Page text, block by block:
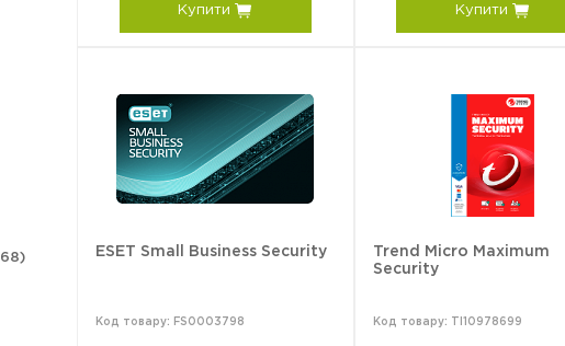
68)
Купити Купити
ESET Small Business Security
Код товару: FS0003798
Trend Micro Maximum
Security
Код товару: TI10978699